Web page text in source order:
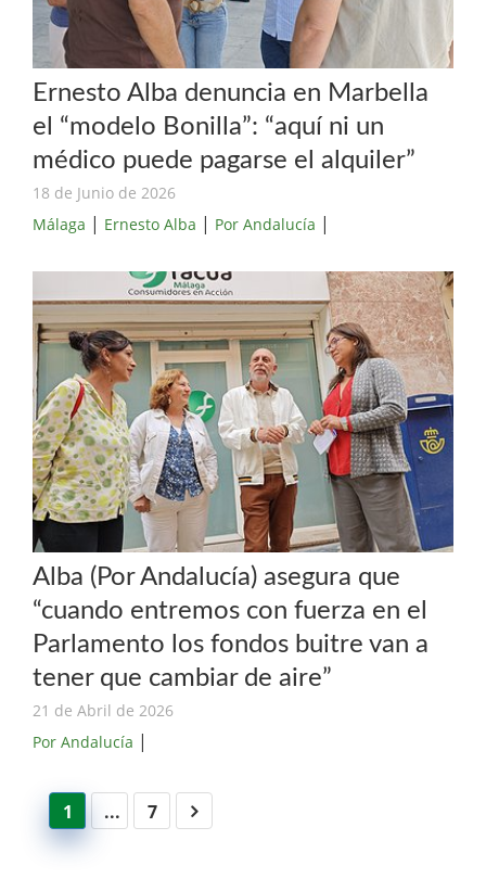
Ernesto Alba denuncia en Marbella
el “modelo Bonilla”: “aquí ni un
médico puede pagarse el alquiler”
18 de Junio de 2026
Málaga | Ernesto Alba | Por Andalucía |
Alba (Por Andalucía) asegura que
“cuando entremos con fuerza en el
Parlamento los fondos buitre van a
tener que cambiar de aire”
21 de Abril de 2026
Por Andalucía |
1 ... 7